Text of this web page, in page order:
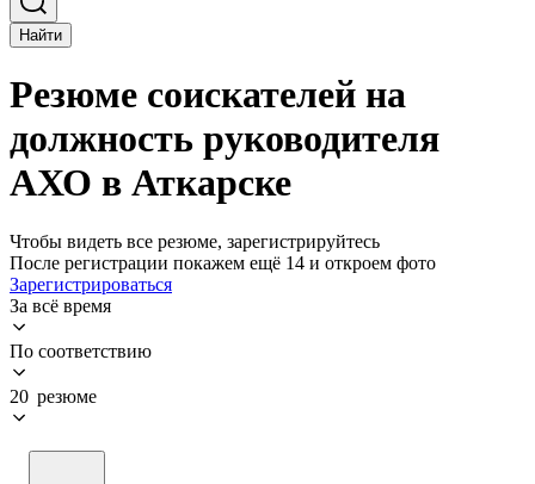
Найти
Резюме соискателей на
должность руководителя
АХО в Аткарске
Чтобы видеть все резюме, зарегистрируйтесь
После регистрации покажем ещё 14 и откроем фото
Зарегистрироваться
За всё время
По соответствию
20 резюме